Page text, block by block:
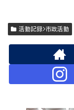
活動記録>市政活動